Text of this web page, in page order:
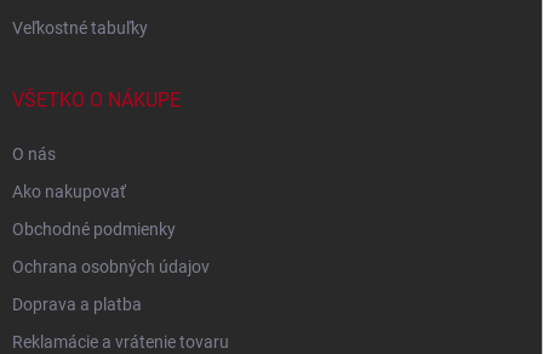
Veľkostné tabuľky
VŠETKO O NÁKUPE
O nás
Ako nakupovať
Obchodné podmienky
Ochrana osobných údajov
Doprava a platba
Reklamácie a vrátenie tovaru